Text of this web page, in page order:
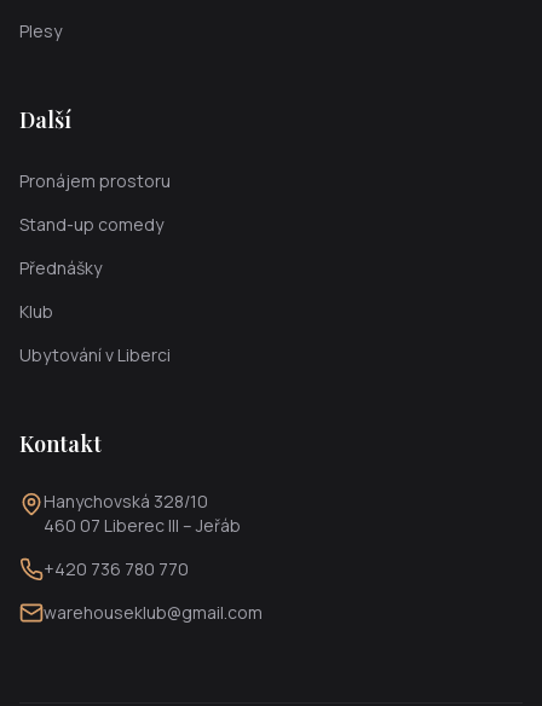
Plesy
Další
Pronájem prostoru
Stand-up comedy
Přednášky
Klub
Ubytování v Liberci
Kontakt
Hanychovská 328/10
460 07 Liberec III – Jeřáb
+420 736 780 770
warehouseklub@gmail.com